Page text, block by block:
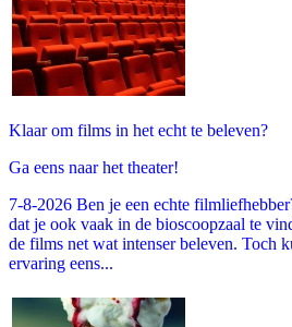
Klaar om films in het echt te beleven?
Ga eens naar het theater!
7-8-2026 Ben je een echte
dat je ook vaak in de bioscoopzaal te
de films net wat intenser beleven. Toch
ervaring eens...